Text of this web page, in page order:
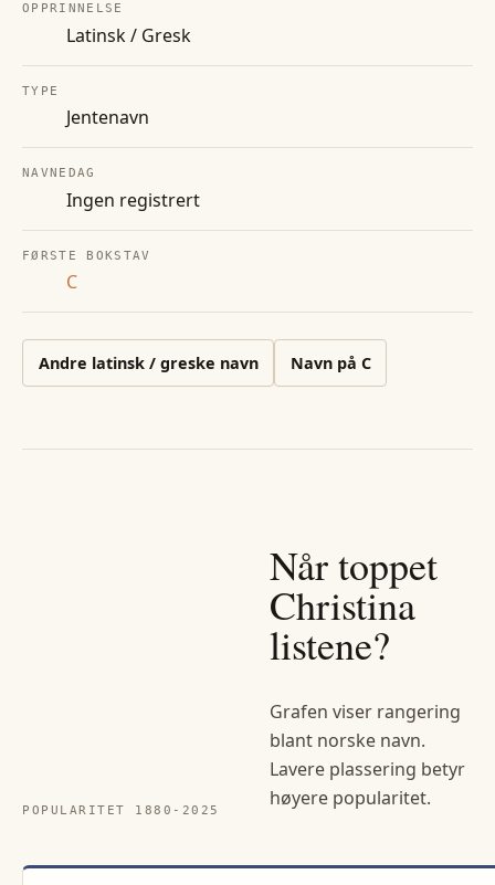
OPPRINNELSE
Latinsk / Gresk
TYPE
Jentenavn
NAVNEDAG
Ingen registrert
FØRSTE BOKSTAV
C
Andre latinsk / greske navn Navn på C
POPULARITET 1880- 2025
Når toppet
Christina
listene?
Grafen viser rangering
blant norske navn.
Lavere plassering betyr
høyere popularitet.